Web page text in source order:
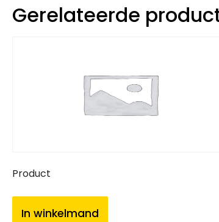
Gerelateerde
Product
In winkelmand